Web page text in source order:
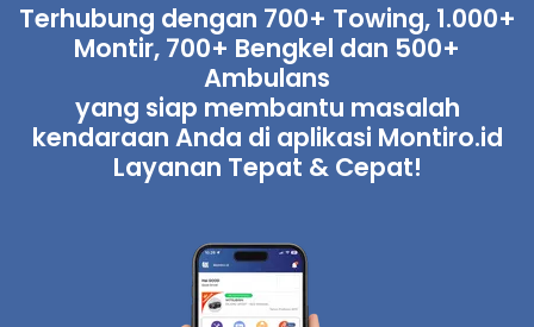
Terhubung dengan 700+ Towing, 1.000+
Montir, 700+ Bengkel dan 500+
Ambulans
yang siap membantu masalah
kendaraan Anda di aplikasi Montiro.id
Layanan Tepat & Cepat!